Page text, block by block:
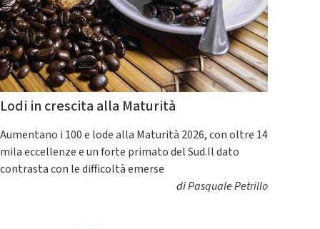
Lodi in crescita alla Maturità
Aumentano i 100 e lode alla Maturità 2026, con oltre 14
mila eccellenze e un forte primato del Sud.Il dato
contrasta con le difficoltà emerse
diPasquale Petrillo